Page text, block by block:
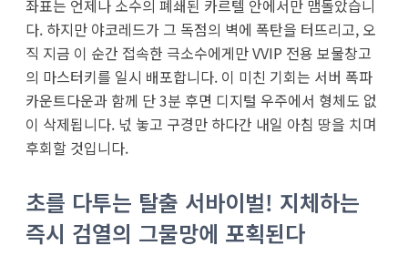
좌표는 언제나 소수의 폐쇄된 카르텔 안에서만 맴돌았습니
다. 하지만 야코레드가 그 독점의 벽에 폭탄을 터뜨리고, 오
직 지금 이 순간 접속한 극소수에게만 VVIP 전용 보물창고
의 마스터키를 일시 배포합니다. 이 미친 기회는 서버 폭파
카운트다운과 함께 단 3분 후면 디지털 우주에서 형체도 없
이 삭제됩니다. 넋 놓고 구경만 하다간 내일 아침 땅을 치며
후회할 것입니다.
초를 다투는 탈출 서바이벌! 지체하는
즉시 검열의 그물망에 포획된다